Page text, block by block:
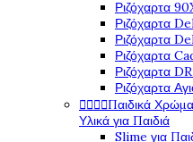
Ριζόχαρτα
Ριζόχαρτα
Ριζόχαρτα
Ριζόχαρτα
Ριζόχαρτα
Ριζόχαρτα
Παιδικά
Υλικά για Παιδιά
Slime για